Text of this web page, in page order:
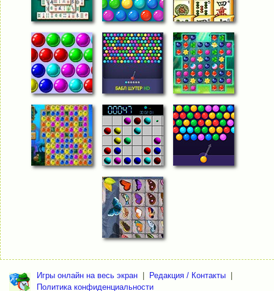
Игры онлайн на весь экран Редакция / Контакты
Политика конфиденциальности